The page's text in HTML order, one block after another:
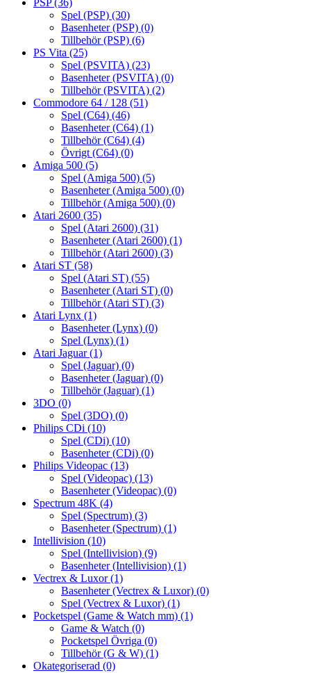
PSP(36)
Spel (PSP) (30)
Basenheter (PSP) (0)
Tillbehör (PSP) (6)
PS Vita (25)
Spel (PSVITA) (23)
Basenheter (PSVITA) (0)
Tillbehör (PSVITA) (2)
Commodore 64 / 128 (51)
Spel (C64) (46)
Basenheter (C64) (1)
Tillbehör (C64) (4)
Övrigt (C64) (0)
Amiga 500 (5)
Spel (Amiga 500) (5)
Basenheter (Amiga 500) (0)
Tillbehör (Amiga 500) (0)
Atari 2600 (35)
Spel (Atari 2600) (31)
Basenheter (Atari 2600) (1)
Tillbehör (Atari 2600) (3)
Atari ST (58)
Spel (Atari ST) (55)
Basenheter (Atari ST) (0)
Tillbehör (Atari ST) (3)
Atari Lynx (1)
Basenheter (Lynx) (0)
Spel (Lynx) (1)
Atari Jaguar(1)
Spel (Jaguar) (0)
Basenheter (Jaguar) (0)
Tillbehör (Jaguar) (1)
3DO (0)
Spel (3DO) (0)
Philips CDi (10)
Spel (CDi) (10)
Basenheter (CDi) (0)
Philips Videopac (13)
Spel (Videopac) (13)
Basenheter (Videopac) (0)
Spectrum 48K (4)
Spel (Spectrum) (3)
Basenheter (Spectrum) (1)
Intellivision (10)
Spel (Intellivision) (9)
Basenheter (Intellivision) (1)
Vectrex & Luxor(1)
Basenheter (Vectrex & Luxor) (0)
Spel (Vectrex & Luxor) (1)
Pocketspel (Game & Watch mm) (1)
Game & Watch (0)
Pocketspel Övriga (0)
Tillbehör (G & W) (1)
Okategoriserad (0)